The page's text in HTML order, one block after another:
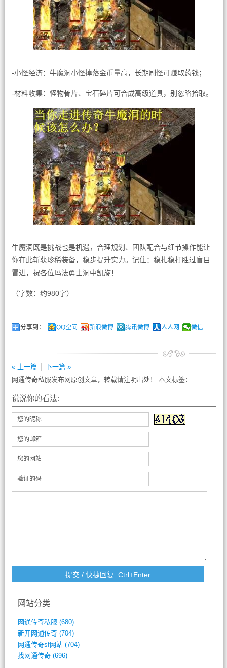
-小怪经济：牛魔洞小怪掉落金币量高，长期刷怪可赚取药钱；
-材料收集：怪物骨片、宝石碎片可合成高级道具，别忽略拾取。
牛魔洞既是挑战也是机遇，合理规划、团队配合与细节操作能让
你在此斩获珍稀装备，稳步提升实力。记住：稳扎稳打胜过盲目
冒进，祝各位玛法勇士洞中凯旋！
（字数：约980字）
分享到： QQ空间 新浪微博 腾讯微博 人人网 微信
« 上一篇
下一篇 »
网通传奇私服发布网原创文章，转载请注明出处！ 本文标签：
说说你的看法:
您的昵称
您的邮箱
您的网站
验证的码
网站分类
网通传奇私服 (680)
新开网通传奇(704)
网通传奇sf网站(704)
找网通传奇(696)